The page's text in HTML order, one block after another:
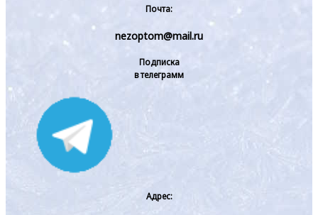
Почта:
nezoptom@mail.ru
Подписка
в телеграмм
Адрес: